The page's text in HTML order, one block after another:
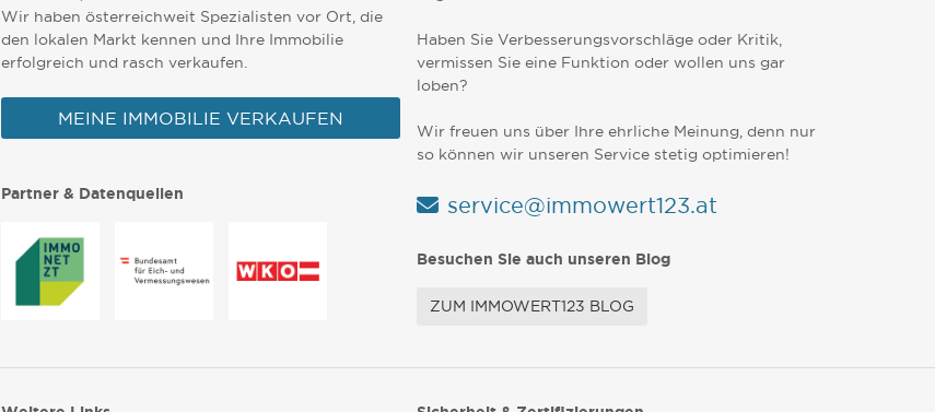
Wir haben österreichweit Spezialisten vor Ort, die
den lokalen Markt kennen und Ihre Immobilie
erfolgreich und rasch verkaufen.
MEINE IMMOBILIE VERKAUFEN
Partner & Datenquellen
Haben Sie Verbesserungsvorschläge oder Kritik,
vermissen Sie eine Funktion oder wollen uns gar
loben?
Wir freuen uns über Ihre ehrliche Meinung, denn nur
so können wir unseren Service stetig optimieren!
service@immowert123.at
Besuchen Sie auch unseren Blog
ZUM IMMOWERT123 BLOG